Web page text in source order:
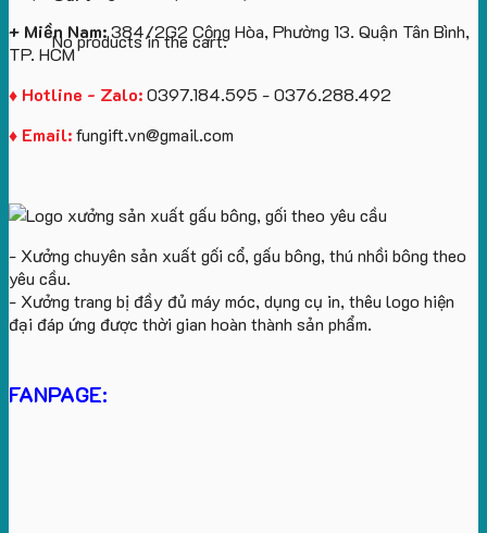
No products in the cart.
+ Miền Nam:384/2G2 Cộng Hòa, Phường 13. Quận Tân Bình,
TP. HCM
♦ Hotline - Zalo:0397.184.595 - 0376.288.492
♦ Email:fungift.vn@gmail.com
- Xưởng chuyên sản xuất gối cổ, gấu bông, thú nhồi bông theo
yêu cầu.
- Xưởng trang bị đầy đủ máy móc, dụng cụ in, thêu logo hiện
đại đáp ứng được thời gian hoàn thành sản phẩm.
FANPAGE: